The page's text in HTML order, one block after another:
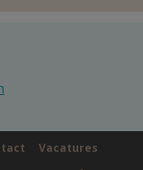
Vacatures